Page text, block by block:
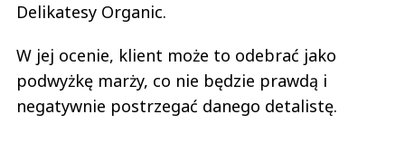
Delikatesy Organic.
W jej ocenie, klient może to odebrać jako
podwyżkę marży, co nie będzie prawdą i
negatywnie postrzegać danego detalistę.